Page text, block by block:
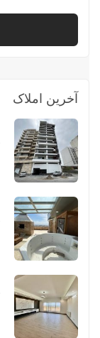
آخرین املاک